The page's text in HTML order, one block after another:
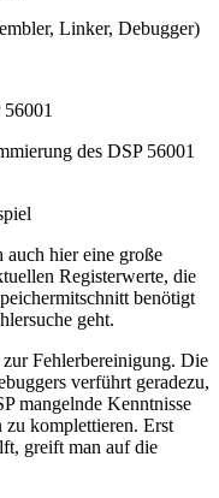
Linker, Debugger)
des DSP 56001
auch hier eine große
Registerwerte, die
benötigt
geht.
Fehlerbereinigung. Die
verführt geradezu,
mangelnde Kenntnisse
zu komplettieren. Erst
greift man auf die